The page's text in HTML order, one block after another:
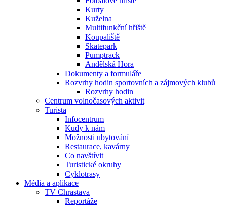
Kurty
Kuželna
Multifunkční hřiště
Koupaliště
Skatepark
Pumptrack
Andělská Hora
Dokumenty a formuláře
Rozvrhy hodin sportovních a zájmových klubů
Rozvrhy hodin
Centrum volnočasových aktivit
Turista
Infocentrum
Kudy k nám
Možnosti ubytování
Restaurace, kavárny
Co navštívit
Turistické okruhy
Cyklotrasy
Média a aplikace
TV Chrastava
Reportáže